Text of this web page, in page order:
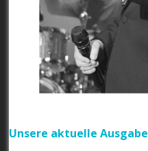
Unsere aktuelle Ausgabe